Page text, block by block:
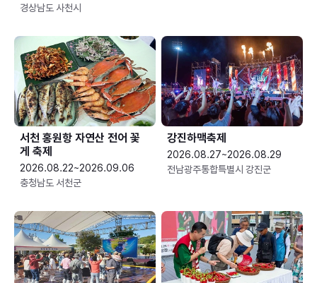
경상남도 사천시
서천 홍원항 자연산 전어 꽃
게 축제
2026.08.22~2026.09.06
충청남도 서천군
강진하맥축제
2026.08.27~2026.08.29
전남광주통합특별시 강진군